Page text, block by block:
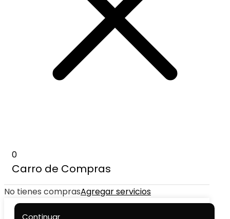
0
Carro de Compras
No tienes comprasAgregar servicios
Continuar